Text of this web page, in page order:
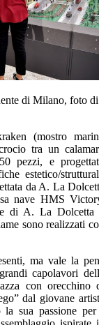
di Milano, foto di
(mostro
tra un
pezzi, e
estetico/
da A. La
nave HMS
di A. La Dolcetta
sono realizzati
ma vale la
capolavori
con orecchino
dal giovane
la sua passione